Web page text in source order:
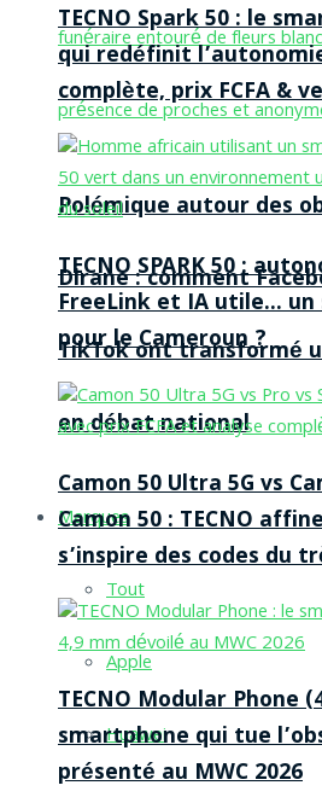
Polémique autour des
Dirane : comment
TikTok ont transformé
en débat national
Marques
Tout
Apple
Huawei
TECNO Spark 50 : le
qui redéfinit
complète, prix FCFA &
TECNO SPARK 50 :
FreeLink et IA utile…
pour le Cameroun ?
Camon 50 Ultra 5G vs
Camon 50 : TECNO
s’inspire des codes du
TECNO Modular Phone
smartphone qui tue
présenté au MWC 2026